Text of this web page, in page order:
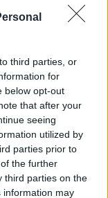
third parties, or
for
below opt-out
that after your
seeing
utilized by
parties prior to
the further
third parties on the
information may
si sposa in